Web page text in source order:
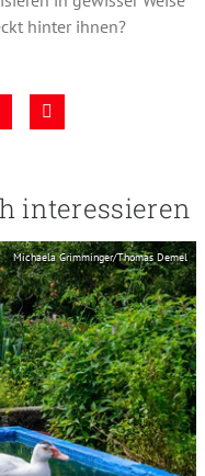
hinter ihnen?
interessieren
Michaela Grimminger/Thomas Demel